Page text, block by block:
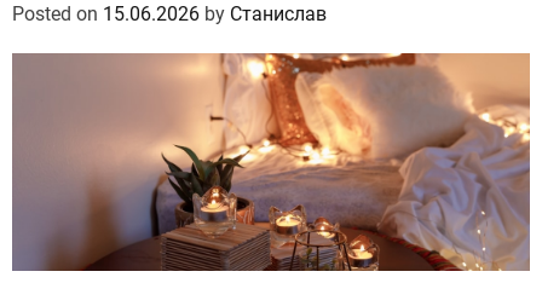
Posted on 15.06.2026 by Станислав